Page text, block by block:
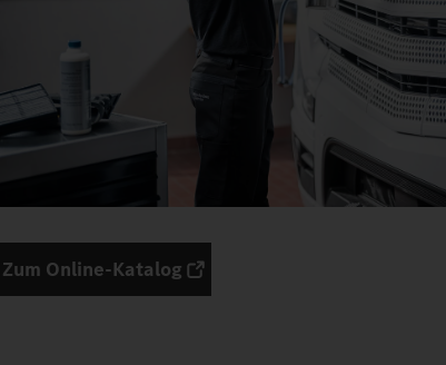
Zum Online-Katalog